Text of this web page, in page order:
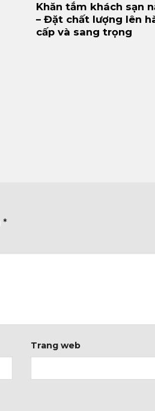
Khăn tắm khách sạn
– Đặt chất lượng lên
cấp và sang trọng
*
Trang web